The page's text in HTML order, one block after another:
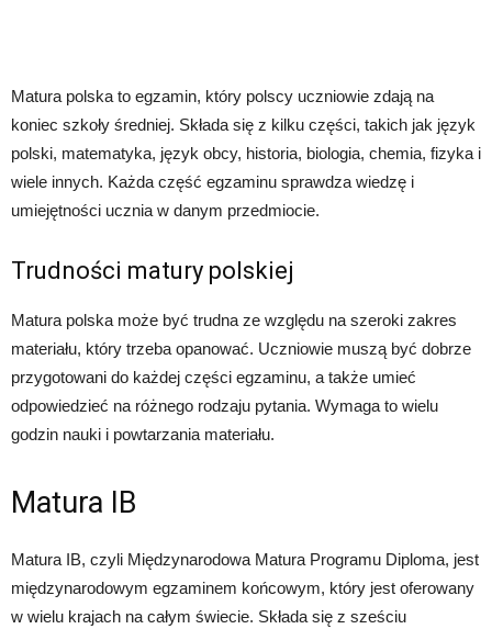
Matura polska to egzamin, który polscy uczniowie zdają na
koniec szkoły średniej. Składa się z kilku części, takich jak język
polski, matematyka, język obcy, historia, biologia, chemia, fizyka i
wiele innych. Każda część egzaminu sprawdza wiedzę i
umiejętności ucznia w danym przedmiocie.
Trudności matury polskiej
Matura polska może być trudna ze względu na szeroki zakres
materiału, który trzeba opanować. Uczniowie muszą być dobrze
przygotowani do każdej części egzaminu, a także umieć
odpowiedzieć na różnego rodzaju pytania. Wymaga to wielu
godzin nauki i powtarzania materiału.
Matura IB
Matura IB, czyli Międzynarodowa Matura Programu Diploma, jest
międzynarodowym egzaminem końcowym, który jest oferowany
w wielu krajach na całym świecie. Składa się z sześciu